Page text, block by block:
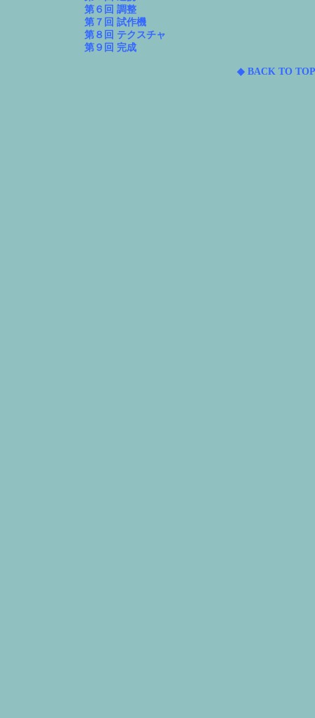
第６回 調整
第７回 試作機
第８回 テクスチャ
第９回 完成
◆ BACK TO